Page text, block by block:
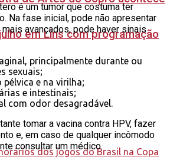
em Lins com programação
é um tumor que costuma ter
Na fase inicial, pode não apresentar
avançados, pode haver sinais
principalmente durante ou
sexuais;
pélvica e na virilha;
e intestinais;
com odor desagradável.
tomar a vacina contra HPV, fazer
e, em caso de qualquer incômodo
consultar um médico.